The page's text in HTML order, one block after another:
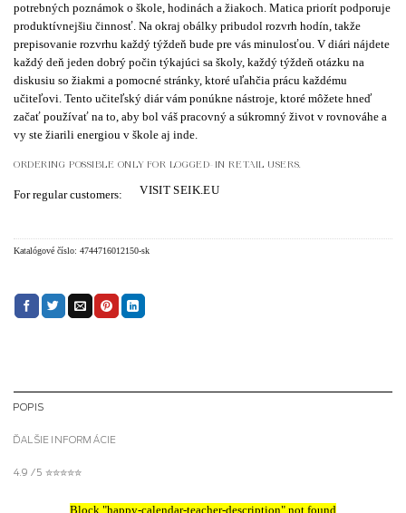
potrebných poznámok o škole, hodinách a žiakoch. Matica priorít podporuje
produktívnejšiu činnosť. Na okraj obálky pribudol rozvrh hodín, takže
prepisovanie rozvrhu každý týždeň bude pre vás minulosťou. V diári nájdete
každý deň jeden dobrý počin týkajúci sa školy, každý týždeň otázku na
diskusiu so žiakmi a pomocné stránky, ktoré uľahčia prácu každému
učiteľovi. Tento učiteľský diár vám ponúkne nástroje, ktoré môžete hneď
začať používať na to, aby bol váš pracovný a súkromný život v rovnováhe a
vy ste žiarili energiou v škole aj inde.
ORDERING POSSIBLE ONLY FOR LOGGED-IN RETAIL USERS.
For regular customers: VISIT SEIK.EU
Katalógové číslo: 4744716012150-sk
POPIS
ĎALŠIE INFORMÁCIE
4.9 / 5 ✮✮✮✮✮
Block "happy-calendar-teacher-description" not found